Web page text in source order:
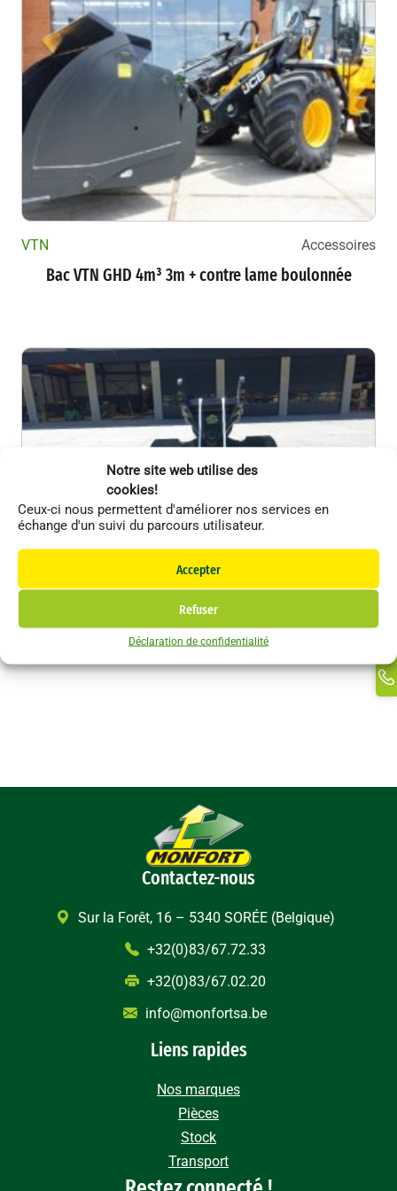
Notre site web utilise des
cookies!
Ceux-ci nous permettent d'améliorer nos services en
échange d'un suivi du parcours utilisateur.
Accepter
Refuser
Déclaration de confidentialité
VTN Accessoires
Bac VTN GHD 4m³ 3m + contre lame boulonnée
Bac inclinable VTN V 63 1.80m CW40
Contactez-nous
Sur la Forêt, 16 – 5340 SORÉE (Belgique)
+32(0)83/67.72.33
+32(0)83/67.02.20
info@monfortsa.be
Liens rapides
Nos marques
Pièces
Stock
Transport